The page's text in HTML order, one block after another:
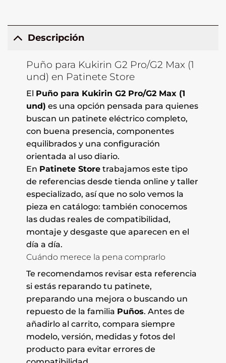
Descripción
Puño para Kukirin G2 Pro/G2 Max (1
und) en Patinete Store
El Puño para Kukirin G2 Pro/G2 Max (1
und) es una opción pensada para quienes
buscan un patinete eléctrico completo,
con buena presencia, componentes
equilibrados y una configuración
orientada al uso diario.
En Patinete Storetrabajamos este tipo
de referencias desde tienda online y taller
especializado, así que no solo vemos la
pieza en catálogo: también conocemos
las dudas reales de compatibilidad,
montaje y desgaste que aparecen en el
día a día.
Cuándo merece la pena comprarlo
Te recomendamos revisar esta referencia
si estás reparando tu patinete,
preparando una mejora o buscando un
repuesto de la familia Puños. Antes de
añadirlo al carrito, compara siempre
modelo, versión, medidas y fotos del
producto para evitar errores de